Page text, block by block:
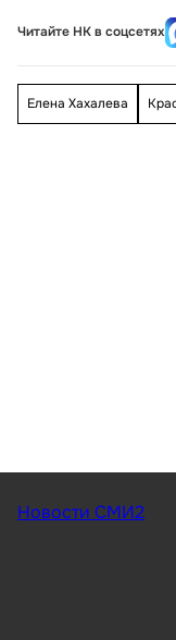
Читайте НК в соцсетях
Елена Хахалева
Новости СМИ2